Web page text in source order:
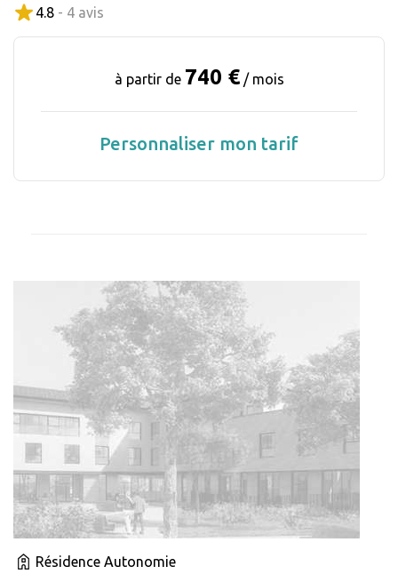
4.8 - 4 avis
à partir de 740 € / mois
Personnaliser mon tarif
Résidence Autonomie